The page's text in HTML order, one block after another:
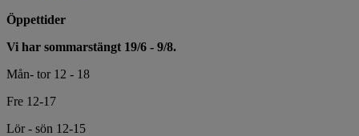
Öppettider
Vi har sommarstängt 19/6 - 9/8.
Mån- tor 12 - 18
Fre 12-17
Lör - sön 12-15